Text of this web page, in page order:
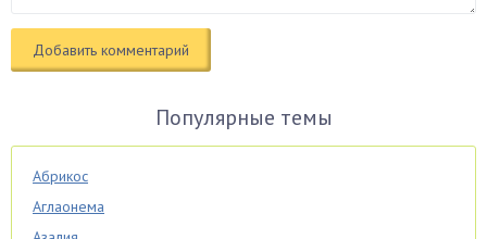
Популярные темы
Абрикос
Аглаонема